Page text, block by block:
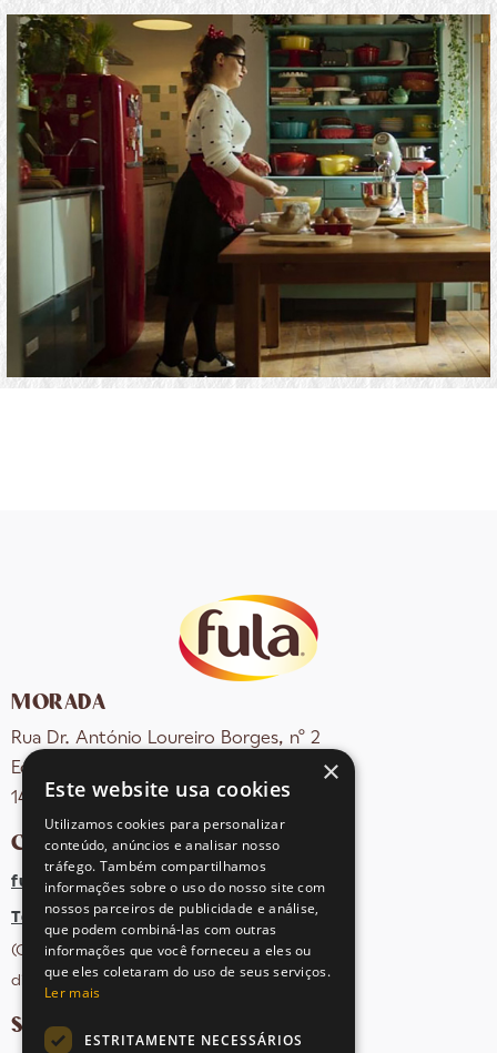
MORADA
Rua Dr. António Loureiro Borges, nº 2
Edifício Arquiparque 2, 3º andar
1495-131 Algés - Portugal
CONTACTOS
fula@sovena.pt
Tel: +351 21 412 93 36
(Chamada para rede fixa nacional;
dias úteis das 10h às 17h)
SIGA-NOS NAS REDES SOCIAIS
×
Este website usa cookies
Utilizamos cookies para personalizar
conteúdo, anúncios e analisar nosso
tráfego. Também compartilhamos
informações sobre o uso do nosso site com
nossos parceiros de publicidade e análise,
que podem combiná-las com outras
informações que você forneceu a eles ou
que eles coletaram do uso de seus serviços.
Ler mais
ESTRITAMENTE NECESSÁRIOS